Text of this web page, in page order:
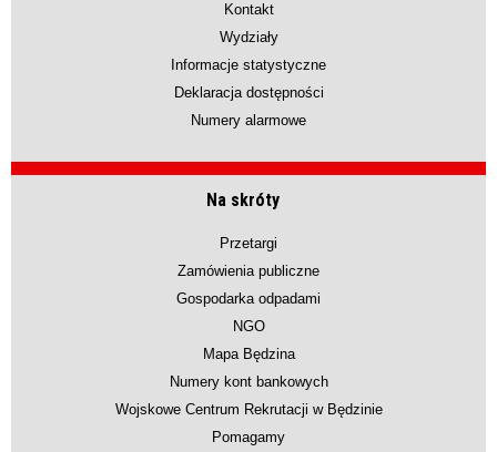
Kontakt
Wydziały
Informacje statystyczne
Deklaracja dostępności
Numery alarmowe
Na skróty
Przetargi
Zamówienia publiczne
Gospodarka odpadami
NGO
Mapa Będzina
Numery kont bankowych
Wojskowe Centrum Rekrutacji w Będzinie
Pomagamy